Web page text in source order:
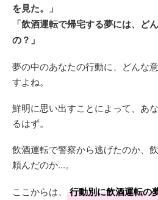
を見た。」
「飲酒運転で帰宅する夢には、ど
の？」
夢の中のあなたの行動に、どんな
すよね。
鮮明に思い出すことによって、あ
るはず。
飲酒運転で警察から逃げたのか、
頼んだのか...。
ここからは、 行動別に飲酒運転の